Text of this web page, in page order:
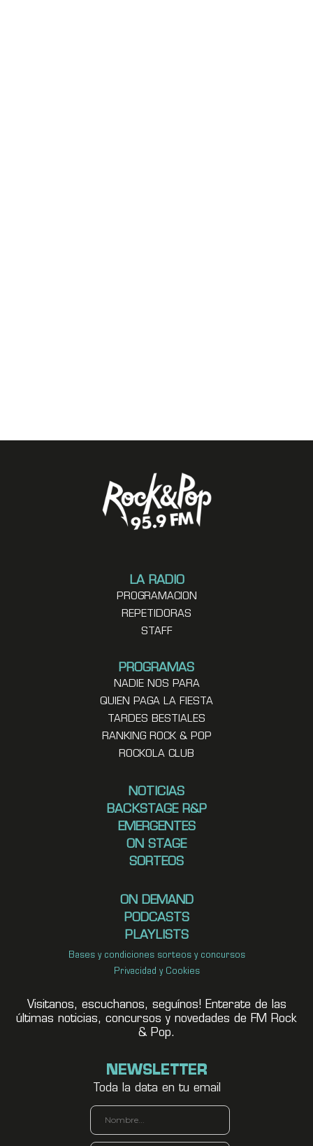
LA RADIO
PROGRAMACION
REPETIDORAS
STAFF
PROGRAMAS
NADIE NOS PARA
QUIEN PAGA LA FIESTA
TARDES BESTIALES
RANKING ROCK & POP
ROCKOLA CLUB
NOTICIAS
BACKSTAGE R&P
EMERGENTES
ON STAGE
SORTEOS
ON DEMAND
PODCASTS
PLAYLISTS
Bases y condiciones sorteos y concursos
Privacidad y Cookies
Visitanos, escuchanos, seguínos! Enterate de las
últimas noticias, concursos y novedades de FM Rock
& Pop.
NEWSLETTER
Toda la data en tu email